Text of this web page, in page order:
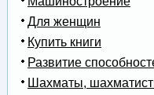
Для женщин
Купить книги
Развитие
Шахматы,